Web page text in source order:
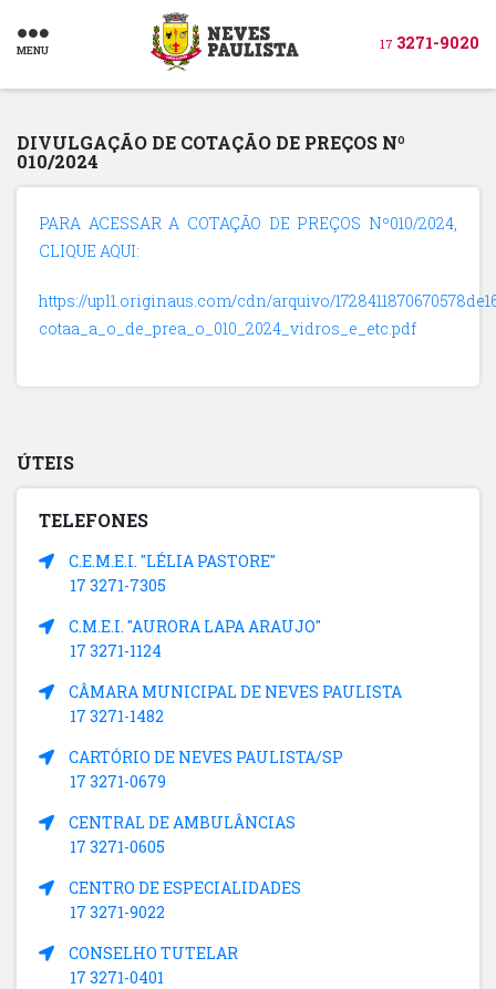
MENU 17 3271-9020
DIVULGAÇÃO DE COTAÇÃO DE PREÇOS Nº
010/2024
PARA ACESSAR A COTAÇÃO DE PREÇOS Nº010/2024,
CLIQUE AQUI:
https://upl1.originaus.com/cdn/arquivo/
cotaa_a_o_de_prea_o_010_2024_vidros_e_etc.pdf
ÚTEIS
TELEFONES
C.E.M.E.I. "LÉLIA PASTORE"
17 3271-7305
C.M.E.I. "AURORA LAPA ARAUJO"
17 3271-1124
CÂMARA MUNICIPAL DE NEVES PAULISTA
17 3271-1482
CARTÓRIO DE NEVES PAULISTA/SP
17 3271-0679
CENTRAL DE AMBULÂNCIAS
17 3271-0605
CENTRO DE ESPECIALIDADES
17 3271-9022
CONSELHO TUTELAR
17 3271-0401